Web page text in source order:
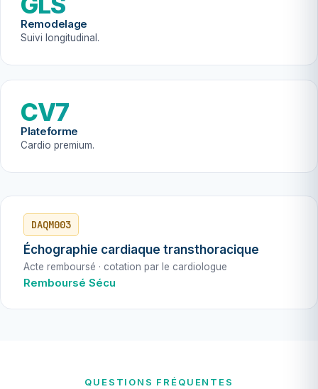
Remodelage
Suivi longitudinal.
CV7
Plateforme
Cardio premium.
DAQM003
Échographie cardiaque transthoracique
Acte remboursé · cotation par le cardiologue
Remboursé Sécu
QUESTIONS FRÉQUENTES